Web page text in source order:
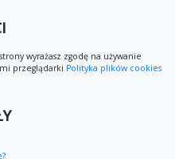
wyrażasz zgodę na używanie
przeglądarki Polityka plików cookies